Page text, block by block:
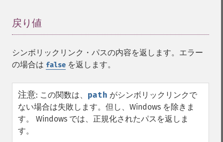
戻り値
シンボリックリンク・パスの内容を返します。エラー
の場合は false を返します。
注意: この関数は、 path がシンボリックリンクで
ない場合は失敗します。但し、Windows を除きま
す。 Windows では、正規化されたパスを返しま
す。